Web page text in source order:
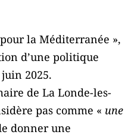
la Méditerranée »,
d’une politique
2025.
de La Londe-les-
pas comme « une
donner une